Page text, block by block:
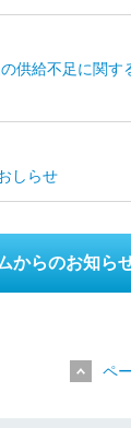
供給不足に関
しらせ
からのお知ら
ペ